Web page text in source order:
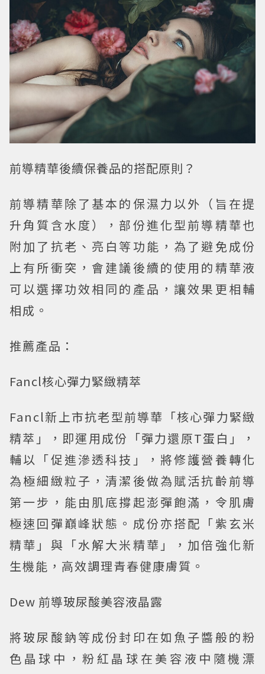
前導精華後續保養品的搭配原則？
前導精華除了基本的保濕力以外（旨在提
升角質含水度），部份進化型前導精華也
附加了抗老、亮白等功能，為了避免成份
上有所衝突，會建議後續的使用的精華液
可以選擇功效相同的產品，讓效果更相輔
相成。
推薦產品：
Fancl核心彈力緊緻精萃
Fancl新上市抗老型前導華「核心彈力緊緻
精萃」，即運用成份「彈力還原T蛋白」，
輔以「促進滲透科技」，將修護營養轉化
為極細緻粒子，清潔後做為賦活抗齡前導
第一步，能由肌底撐起澎彈飽滿，令肌膚
極速回彈巔峰狀態。成份亦搭配「紫玄米
精華」與「水解大米精華」，加倍強化新
生機能，高效調理青春健康膚質。
Dew 前導玻尿酸美容液晶露
將玻尿酸鈉等成份封印在如魚子醬般的粉
色晶球中，粉紅晶球在美容液中隨機漂